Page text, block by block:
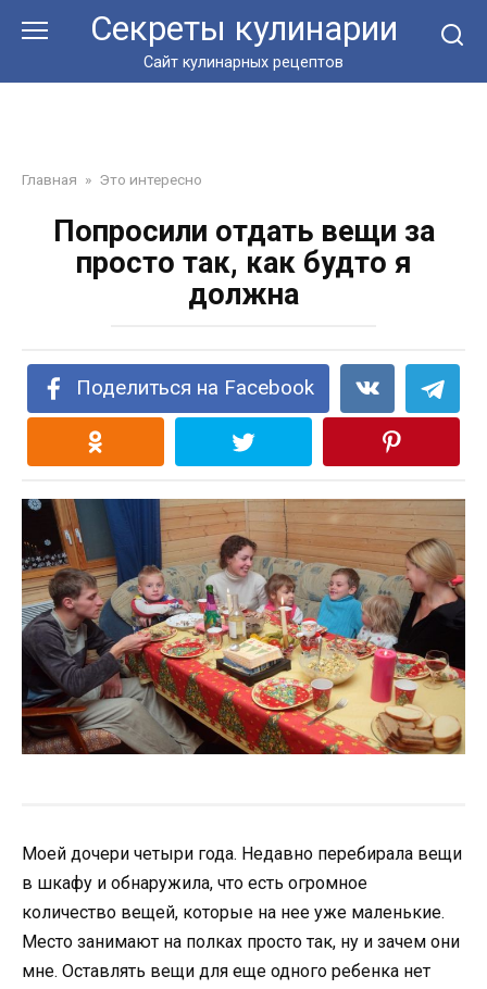
Секреты кулинарии
Сайт кулинарных рецептов
Главная » Это интересно
Попросили отдать вещи за
просто так, как будто я
должна
Поделиться на Facebook
Моей дочери четыри года. Недавно перебирала вещи
в шкафу и обнаружила, что есть огромное
количество вещей, которые на нее уже маленькие.
Место занимают на полках просто так, ну и зачем они
мне. Оставлять вещи для еще одного ребенка нет